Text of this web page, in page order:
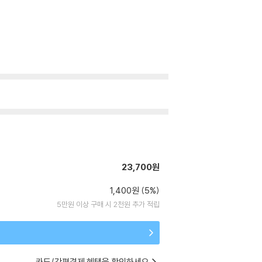
23,700원
1,400원 (5%)
5만원 이상 구매 시 2천원 추가 적립